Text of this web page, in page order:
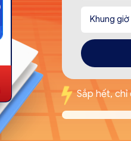
Sắp hết, chỉ
Phòng tự